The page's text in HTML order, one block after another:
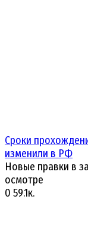
Сроки
изменили в РФ
Новые правки в
осмотре
0 59.1к.